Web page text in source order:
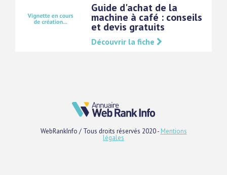
Guide d'achat de la
machine à café : conseils
et devis gratuits
Découvrir la fiche
WebRankInfo / Tous droits réservés 2020 - Mentions
légales